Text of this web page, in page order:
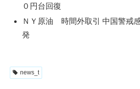
０円台回復
ＮＹ原油 時間外取引 中国警戒
発
news_t